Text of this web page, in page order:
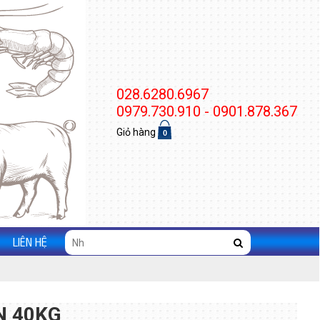
028.6280.6967
0979.730.910 - 0901.878.367
Giỏ hàng 0
LIÊN HỆ
40KG